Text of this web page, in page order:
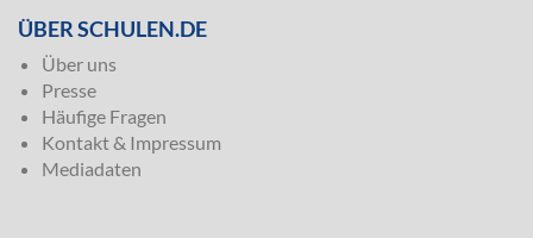
ÜBER SCHULEN.DE
Über uns
Presse
Häufige Fragen
Kontakt & Impressum
Mediadaten